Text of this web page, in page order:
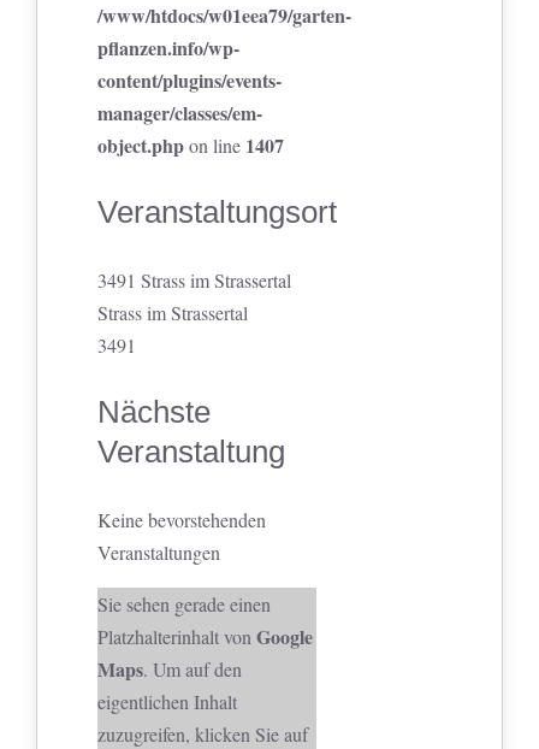
/www/htdocs/w01eea79/garten-
pflanzen.info/wp-
content/plugins/events-
manager/classes/em-
object.phpon line 1407
Veranstaltungsort
3491 Strass im Strassertal
Strass im Strassertal
3491
Nächste
Veranstaltung
Keine bevorstehenden
Veranstaltungen
Sie sehen gerade einen
Platzhalterinhalt vonGoogle
Maps. Um auf den
eigentlichen Inhalt
zuzugreifen, klicken Sie auf